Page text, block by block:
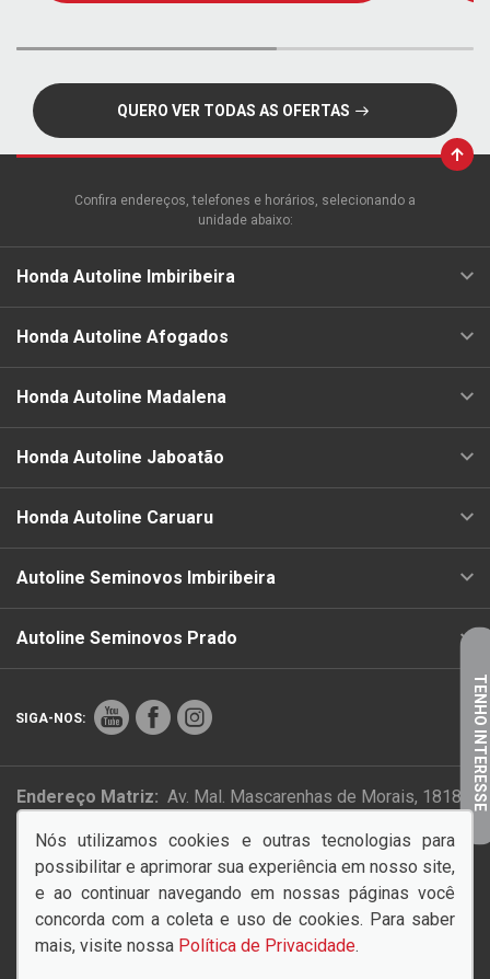
QUERO VER TODAS AS OFERTAS
Confira endereços, telefones e horários, selecionando a
unidade abaixo:
Honda Autoline Imbiribeira
Honda Autoline Afogados
Honda Autoline Madalena
Honda Autoline Jaboatão
Honda Autoline Caruaru
Autoline Seminovos Imbiribeira
Autoline Seminovos Prado
SIGA-NOS:
Endereço Matriz: Av. Mal. Mascarenhas de Morais, 1818 -
PAZ NO TRÂNSITO COMEÇA POR VOCÊ!
Nós utilizamos cookies e outras tecnologias para
possibilitar e aprimorar sua experiência em nosso site,
e ao continuar navegando em nossas páginas você
concorda com a coleta e uso de cookies. Para saber
mais, visite nossa Política de Privacidade.
TENHO INTERESSE